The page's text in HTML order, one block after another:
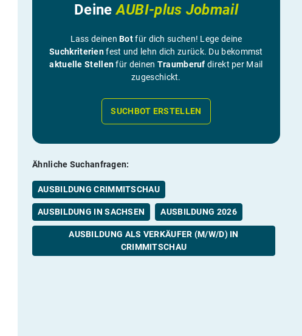
DeineAUBI-plus Jobmail
Lass deinenBotfür dich suchen! Lege deine
Suchkriterienfest und lehn dich zurück. Du bekommst
aktuelle Stellenfür deinen Traumberuf direkt per Mail
zugeschickt.
SUCHBOT ERSTELLEN
Ähnliche Suchanfragen:
AUSBILDUNG CRIMMITSCHAU
AUSBILDUNG IN SACHSEN AUSBILDUNG 2026
AUSBILDUNG ALS VERKÄUFER (M/W/D) IN
CRIMMITSCHAU